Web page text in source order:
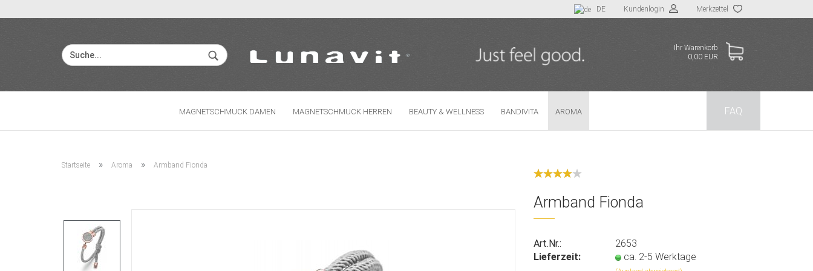
DE Kundenlogin
Konto erstellen
Passwort vergessen?
Merkzettel
Ihr Warenkorb
0,00 EUR
MAGNETSCHMUCK DAMEN MAGNETSCHMUCK HERREN BEAUTY & WELLNESS BANDIVITA AROMA FAQ
Startseite » Aroma » Armband Fionda
Armband Fionda
Art.Nr.:
2653
Lieferzeit:
ca. 2-5 Werktage